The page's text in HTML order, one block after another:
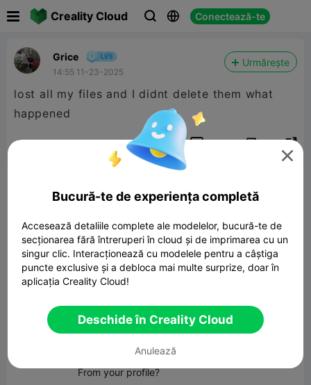
Creality Cloud   Conectează-te
Grice
14:55 11-23-2025
Urmărește
lost all my files and I didnt delete them what
happened
 Raport  2 
Toate comentariile(2)
Biob
From your profile?

Bucură-te de experiența completă
Accesează detaliile complete ale modelelor, bucură-te de
secționarea fără întreruperi în cloud și de imprimarea cu un
singur clic. Interacționează cu modelele pentru a câștiga
puncte exclusive și a debloca mai multe surprize, doar în
aplicația Creality Cloud!
Deschide în Creality Cloud
Anulează